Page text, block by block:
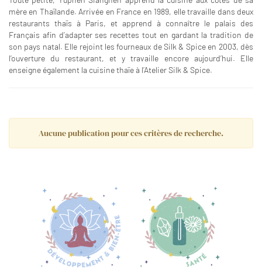
mère en Thaïlande. Arrivée en France en 1989, elle travaille dans deux
restaurants thaïs à Paris, et apprend à connaître le palais des
Français afin d’adapter ses recettes tout en gardant la tradition de
son pays natal. Elle rejoint les fourneaux de Silk & Spice en 2003, dès
l’ouverture du restaurant, et y travaille encore aujourd’hui. Elle
enseigne également la cuisine thaïe à l’Atelier Silk & Spice.
Aucune publication pour ces critères de recherche.